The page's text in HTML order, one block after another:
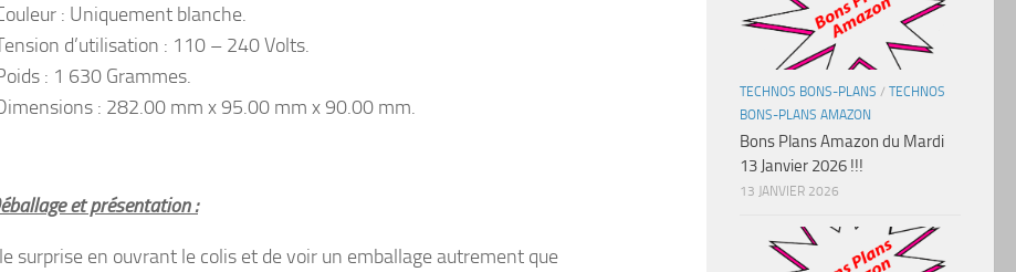
: Uniquement blanche.
d’utilisation : 110 – 240 Volts.
: 1 630 Grammes.
: 282.00 mm x 95.00 mm x 90.00 mm.
et présentation :
surprise en ouvrant le colis et de voir un emballage autrement que
TECHNOS BONS-PLANS / TECHNOS
BONS-PLANS AMAZON
Bons Plans Amazon du Mardi
13 Janvier 2026 !!!
13 JANVIER 2026